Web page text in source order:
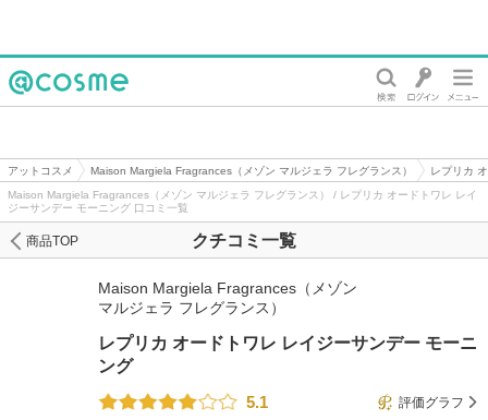
アットコスメ Maison Margiela Fragrances（メゾン マルジェラ フレグランス）
レプリカ
Maison Margiela Fragrances（メゾン マルジェラ フレグランス） / レプリカ オードトワレ レイ
ジーサンデー モーニング 口コミ一覧
クチコミ一覧
商品TOP
Maison Margiela Fragrances（メゾン
マルジェラ フレグランス）
レプリカ オードトワレ レイジーサンデー モーニ
ング
5.1
評価グラフ